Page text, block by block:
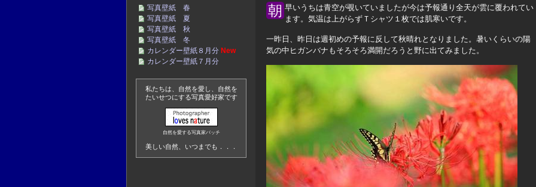
朝早いうちは青空が覗いていましたが今は予報通り全天が雲に覆われてい
ます。気温は上がらずＴシャツ１枚では肌寒いです。
一昨日、昨日は週初めの予報に反して秋晴れとなりました。暑いくらいの陽
気の中ヒガンバナもそろそろ満開だろうと野に出てみました。
写真壁紙 春
写真壁紙 夏
写真壁紙 秋
写真壁紙 冬
カレンダー壁紙８月分 New
カレンダー壁紙７月分
私たちは、自然を愛し、自然を
たいせつにする写真愛好家です
自然を愛する写真家バッチ
美しい自然、いつまでも．．．